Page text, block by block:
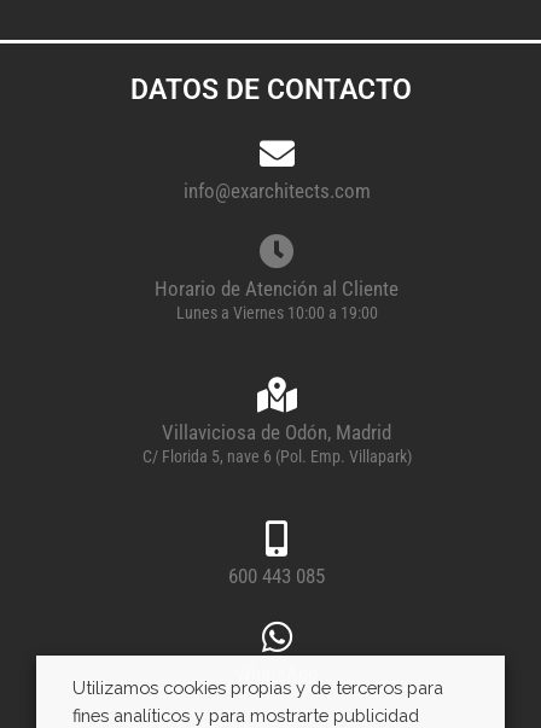
DATOS DE CONTACTO
info@exarchitects.com
Horario de Atención al Cliente
Lunes a Viernes 10:00 a 19:00
Villaviciosa de Odón, Madrid
C/ Florida 5, nave 6 (Pol. Emp. Villapark)
600 443 085
Utilizamos cookies propias y de terceros para
fines analíticos y para mostrarte publicidad